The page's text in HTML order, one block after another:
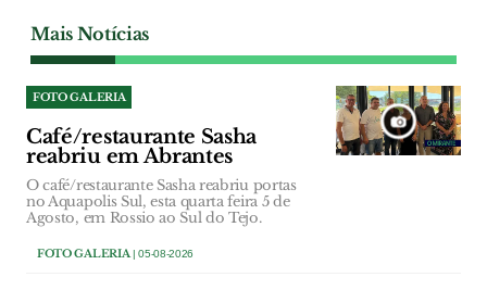
Mais Notícias
FOTO GALERIA
Café/restaurante Sasha
reabriu em Abrantes
O café/restaurante Sasha reabriu portas
no Aquapolis Sul, esta quarta feira 5 de
Agosto, em Rossio ao Sul do Tejo.
FOTO GALERIA | 05-08-2026